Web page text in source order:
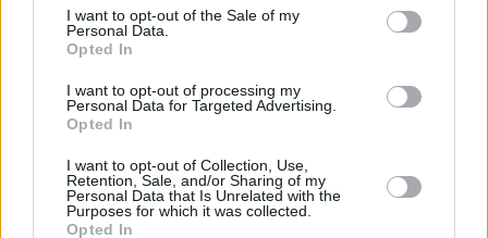
I want to opt-out of the Sale of my
Personal Data.
Opted In
I want to opt-out of processing my
Personal Data for Targeted Advertising.
Opted In
I want to opt-out of Collection, Use,
Retention, Sale, and/or Sharing of my
Personal Data that Is Unrelated with the
Purposes for which it was collected.
Opted In
Από τις πιο όμορφες
περιηγήσεις στην
Κωσταντινούπολη
Είναι σίγουρο πως κατά τη διάρκεια της
επίσκεψής σας, θα εντυπωσιαστείτε από τον
τρόπο με τον οποίο οι αρχαίοι Έλληνες και